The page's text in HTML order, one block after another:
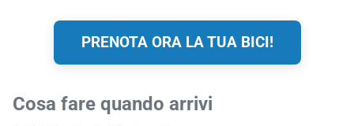
PRENOTA ORA LA TUA BICI!
Cosa fare quando arrivi